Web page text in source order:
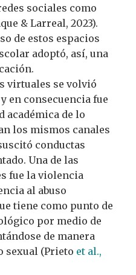
sociales como
& Larreal, 2023).
de estos espacios
adoptó, así, una
.
virtuales se volvió
y en consecuencia fue
académica de lo
los mismos canales
conductas
Una de las
fue la violencia
al abuso
tiene como punto de
por medio de
de manera
sexual (Prieto et al.,